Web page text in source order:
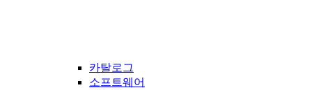
카탈로그
소프트웨어